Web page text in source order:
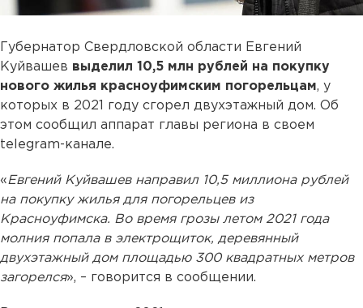
Губернатор Свердловской области Евгений
Куйвашев выделил 10,5 млн рублей на покупку
нового жилья красноуфимским погорельцам, у
которых в 2021 году сгорел двухэтажный дом. Об
этом сообщил аппарат главы региона в своем
telegram-канале.
« Евгений Куйвашев направил 10,5 миллиона рублей
на покупку жилья для погорельцев из
Красноуфимска. Во время грозы летом 2021 года
молния попала в электрощиток, деревянный
двухэтажный дом площадью 300 квадратных метров
загорелся», – говорится в сообщении.